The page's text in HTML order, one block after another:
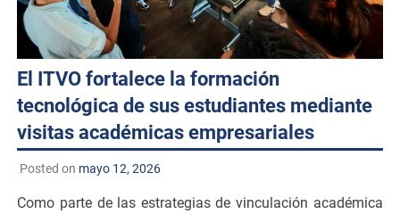
El ITVO fortalece la formación
tecnológica de sus estudiantes mediante
visitas académicas empresariales
Posted on mayo 12, 2026
Como parte de las estrategias de vinculación académica